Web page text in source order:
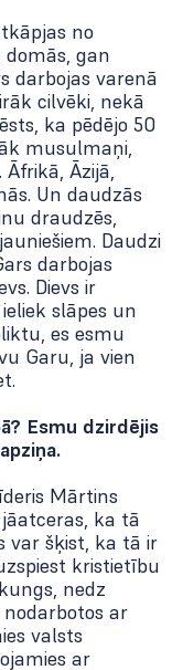
no
gan
darbojas varenā
cilvēki, nekā
ka pēdējo 50
musulmaņi,
Āzijā,
Un daudzās
draudzēs,
Daudzi
darbojas
Dievs ir
slāpes un
es esmu
Garu, ja vien
Esmu dzirdējis
Mārtins
jāatceras, ka tā
var šķist, ka tā ir
kristietību
nedz
ar
valsts
ar